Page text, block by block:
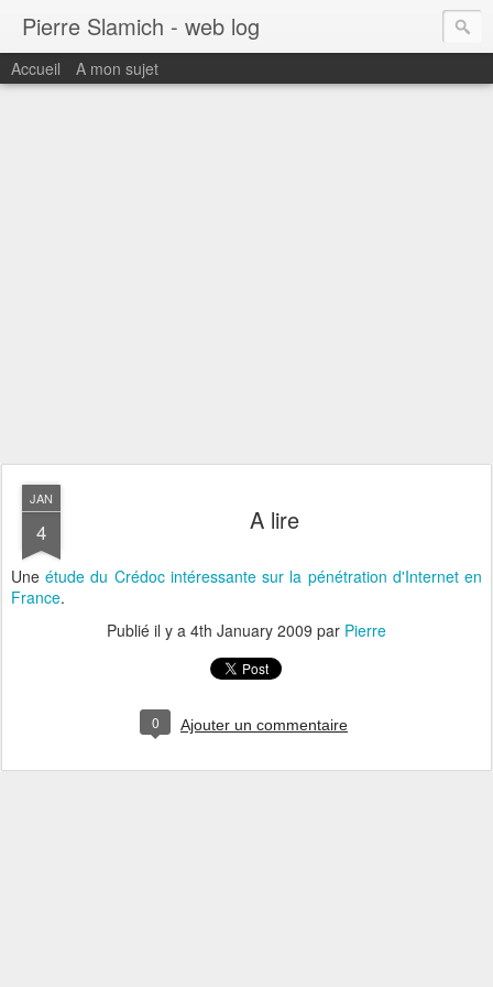
Pierre Slamich - web log
Accueil A mon sujet
JAN
4 A lire
Une étude du Crédoc intéressante sur la pénétration d'Internet en
France.
Publié il y a 4th January 2009 par Pierre
0 Ajouter un commentaire